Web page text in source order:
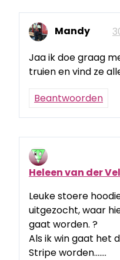
Mandy
Jaa ik doe graag
truien en vind ze
Beantwoorden
Heleen van der
Leuke stoere
uitgezocht, waar
gaat worden. ?
Als ik win gaat het
Stripe worden…….